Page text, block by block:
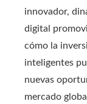
innovador,
digital
cómo la
inteligentes
nuevas
mercado